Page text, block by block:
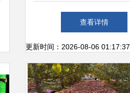
新鲜之旅
查看详情
更新时间：2026-08-06 01:17:37